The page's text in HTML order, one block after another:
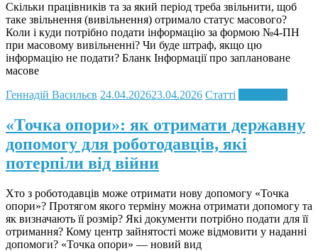
Скільки працівників та за який період треба звільнити, щоб
таке звільнення (вивільнення) отримало статус масового?
Коли і куди потрібно подати інформацію за формою №4-ПН
при масовому вивільненні? Чи буде штраф, якщо цю
інформацію не подати? Бланк Інформації про заплановане
масове
Геннадій Васильєв 24.04.202623.04.2026 Статті
«Точка опори»: як отримати державну
допомогу для роботодавців, які
потерпіли від війни
Хто з роботодавців може отримати нову допомогу «Точка
опори»? Протягом якого терміну можна отримати допомогу та
як визначають її розмір? Які документи потрібно подати для її
отримання? Кому центр зайнятості може відмовити у наданні
допомоги? «Точка опори» — новий вид